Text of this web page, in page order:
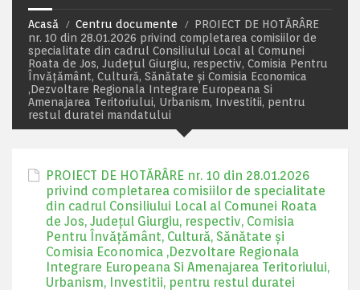
Acasă Centru documente
PROIECT DE HOTĂRÂRE
nr. 10 din 28.01.2026 privind completarea comisiilor de
specialitate din cadrul Consiliului Local al Comunei
Roata de Jos, Județul Giurgiu, respectiv, Comisia Pentru
Învăţământ, Cultură, Sănătate şi Comisia Economica
,Dezvoltare Regionala Integrare Europeana Si
Amenajarea Teritoriului, Urbanism, Investitii, pentru
restul duratei mandatului
PROIECT DE HOTĂRÂRE nr. 10 din 28.01.2026
privind completarea comisiilor de specialitate
din cadrul Consiliului Local al Comunei Roata
de Jos, Județul Giurgiu, respectiv, Comisia
Pentru Învăţământ, Cultură, Sănătate şi
Comisia Economica ,Dezvoltare Regionala
Integrare Europeana Si Amenajarea Teritoriului,
Urbanism, Investitii, pentru restul duratei